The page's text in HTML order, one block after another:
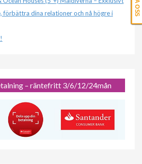
förbättra dina relationer och nå högre i
– räntefritt 3/6/12/24mån